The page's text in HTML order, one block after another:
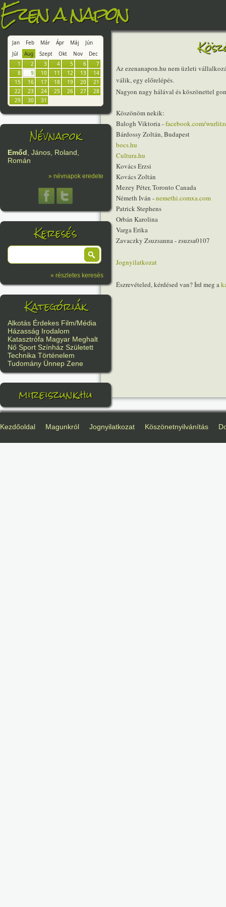
Ezen a napon
Jan Feb Már Ápr Máj
Jún
Júl
Aug Szept Okt Nov
Dec
1
2 3 4 5 6
7
8
9 10 11 12 13
14
15
16 17 18 19 20
21
22
23 24 25 26 27
28
29
30 31
Névnapok
Emőd, János, Roland,
Román
» névnapok eredete
Keresés
» részletes keresés
Kategóriák
Alkotás Érdekes Film/Média
Házasság Irodalom
Katasztrófa Magyar Meghalt
Nő Sport Színház Született
Technika Történelem
Tudomány Ünnep Zene
mireiszunk.hu
Az ezenanapon.hu nem üzleti
válik, egy előrelépés.
Nagyon nagy hálával és köszönettel
Köszönöm nekik:
Balogh Viktoria -facebook.com/
Bárdossy Zoltán, Budapest
bocs.hu
Cultura.hu
Kovács Erzsi
Kovács Zoltán
Mezey Péter, Toronto Canada
Németh Iván -nemethi.comxa.com
Patrick Stephens
Orbán Karolina
Varga Erika
Zavaczky Zsuzsanna - zsuzsa0107
Jognyilatkozat
Észrevételed, kérdésed van? Írd meg a
Kezdőoldal Magunkról Jognyilatkozat Köszönetnyilvánítás